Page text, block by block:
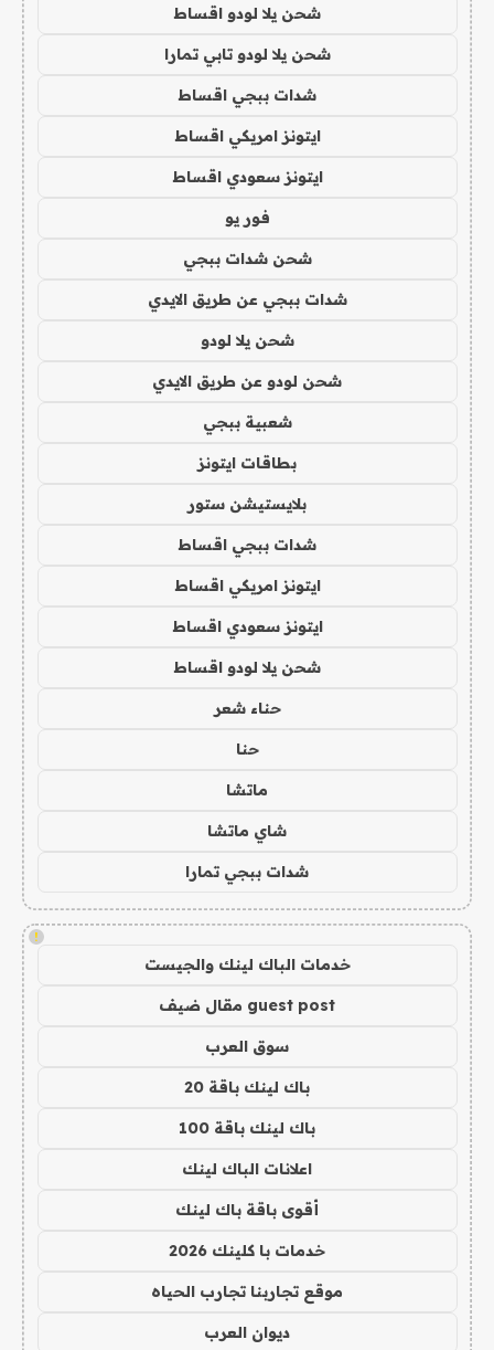
شحن يلا لودو اقساط
شحن يلا لودو تابي تمارا
شدات ببجي اقساط
ايتونز امريكي اقساط
ايتونز سعودي اقساط
فور يو
شحن شدات ببجي
شدات ببجي عن طريق الايدي
شحن يلا لودو
شحن لودو عن طريق الايدي
شعبية ببجي
بطاقات ايتونز
بلايستيشن ستور
شدات ببجي اقساط
ايتونز امريكي اقساط
ايتونز سعودي اقساط
شحن يلا لودو اقساط
حناء شعر
حنا
ماتشا
شاي ماتشا
شدات ببجي تمارا
!
خدمات الباك لينك والجيست
guest post مقال ضيف
سوق العرب
باك لينك باقة 20
باك لينك باقة 100
اعلانات الباك لينك
أقوى باقة باك لينك
خدمات با كلينك 2026
موقع تجاربنا تجارب الحياه
ديوان العرب